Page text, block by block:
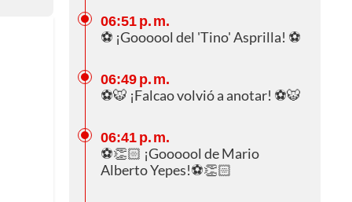
06:51 p. m.
⚽ ¡Goooool del 'Tino' Asprilla! ⚽
06:49 p. m.
⚽🐯 ¡Falcao volvió a anotar! ⚽🐯
06:41 p. m.
⚽👏🏻 ¡Goooool de Mario
Alberto Yepes!⚽👏🏻